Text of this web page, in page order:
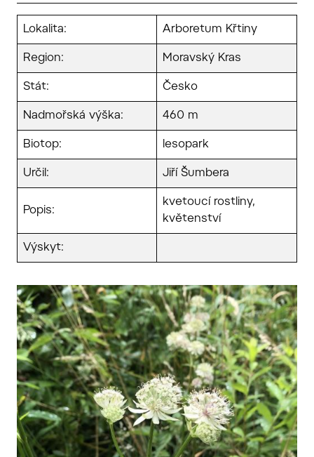
Lokalita: Arboretum Křtiny
Region: Moravský Kras
Stát: Česko
Nadmořská výška: 460 m
Biotop: lesopark
Určil: Jiří Šumbera
Popis:
kvetoucí rostliny,
květenství
Výskyt: